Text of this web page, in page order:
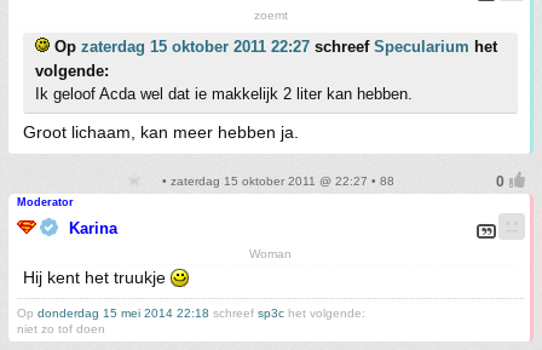
zoemt
Op zaterdag 15 oktober 2011 22:27 schreef Specularium het
volgende:
Ik geloof Acda wel dat ie makkelijk 2 liter kan hebben.
Groot lichaam, kan meer hebben ja.
• zaterdag 15 oktober 2011 @ 22:27 • 88
Moderator
Karina
Woman
Hij kent het truukje
Op donderdag 15 mei 2014 22:18 schreef sp3c het volgende:
niet zo tof doen